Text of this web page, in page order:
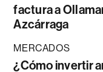
factura a
Azcárraga
MERCADOS
¿Cómo invertir